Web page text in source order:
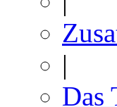
|
Das